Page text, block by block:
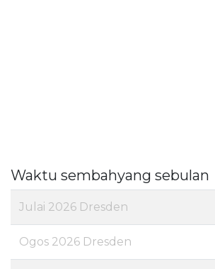
Waktu sembahyang sebulan
Julai 2026 Dresden
Ogos 2026 Dresden